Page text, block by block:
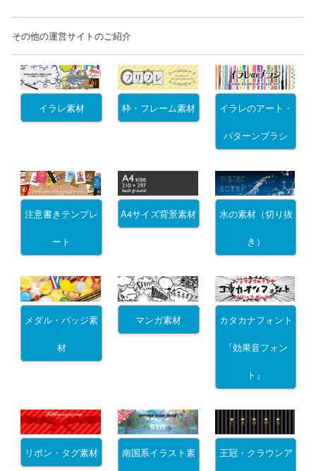
その他の運営サイトのご紹介
イラレ素材 枠・フレーム素材 イラレのアート・
パターンブラシ
注意書きテンプレ
ート
A4サイズ背景素材 水の素材（切り抜
き）
メダル・バッジ素
材
マンガ素材 カタカナフォント
『効果音フォン
ト』
リボン・タグ素材 南国系イラスト素 王冠・クラウンア